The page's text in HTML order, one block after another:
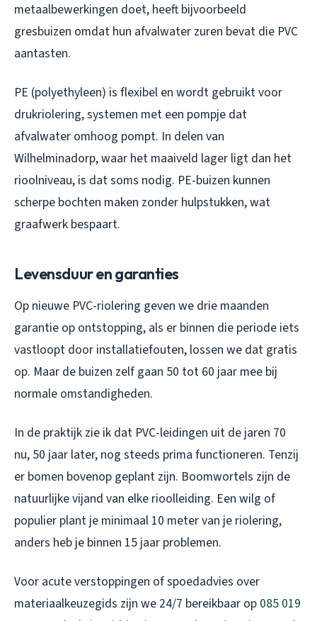
metaalbewerkingen doet, heeft bijvoorbeeld
gresbuizen omdat hun afvalwater zuren bevat die PVC
aantasten.
PE (polyethyleen) is flexibel en wordt gebruikt voor
drukriolering, systemen met een pompje dat
afvalwater omhoog pompt. In delen van
Wilhelminadorp, waar het maaiveld lager ligt dan het
rioolniveau, is dat soms nodig. PE-buizen kunnen
scherpe bochten maken zonder hulpstukken, wat
graafwerk bespaart.
Levensduur en garanties
Op nieuwe PVC-riolering geven we drie maanden
garantie op ontstopping, als er binnen die periode iets
vastloopt door installatiefouten, lossen we dat gratis
op. Maar de buizen zelf gaan 50 tot 60 jaar mee bij
normale omstandigheden.
In de praktijk zie ik dat PVC-leidingen uit de jaren 70
nu, 50 jaar later, nog steeds prima functioneren. Tenzij
er bomen bovenop geplant zijn. Boomwortels zijn de
natuurlijke vijand van elke rioolleiding. Een wilg of
populier plant je minimaal 10 meter van je riolering,
anders heb je binnen 15 jaar problemen.
Voor acute verstoppingen of spoedadvies over
materiaalkeuzegids zijn we 24/7 bereikbaar op 085 019